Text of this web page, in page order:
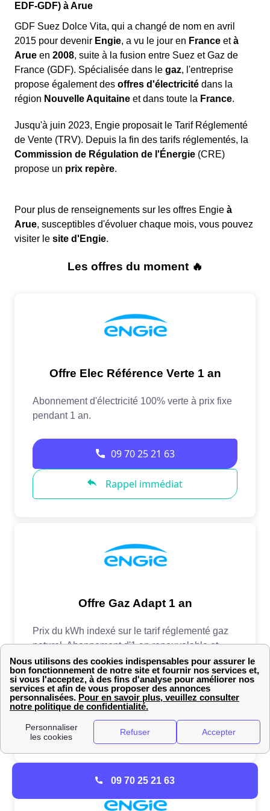
disponible
distance, déterminer la nature du problème, et organiser
une intervention de sécurité si besoin pour le logement
situé dans la région Aquitaine.
Lors d'une intervention, il faudra attendre
l'arrivée d'un technicien Engie Aquitaine.
Pendant ce temps, l'opérateur vous donnera
des instructions à suivre.
d'attendre environ vingt minutes
contacter Enedis
Les coupures d'électricité peuvent parfois être dues
à une
facture impayée auprès de votre
fournisseur
ou la
d'énergie après plusieurs rappels de paiement.
Dans ce cas, il est nécessaire de contacter
directement le service client de votre fournisseur
pour connaître les étapes à suivre.
trop grand nombre d'appareils branchés en même
temps ou une prise défectueuse.
EDF-GDF) à Arue
GDF Suez Dolce Vita, qui a changé de nom en avril
2015 pour devenir Engie, a vu le jour en France età
Arue en 2008, suite à la fusion entre Suez et Gaz de
France (GDF). Spécialisée dans le gaz, l'entreprise
propose également des offres d'électricité dans la
région Nouvelle Aquitaine et dans toute la France.
Jusqu'à juin 2023, Engie proposait le Tarif Réglementé
de Vente (TRV). Depuis la fin des tarifs réglementés, la
Commission de Régulation de l'Énergie (CRE)
propose un prix repère.
Pour plus de renseignements sur les offres Engie à
Arue, susceptibles d'évoluer chaque mois, vous pouvez
visiter le site d'Engie.
09 70 25 21 63